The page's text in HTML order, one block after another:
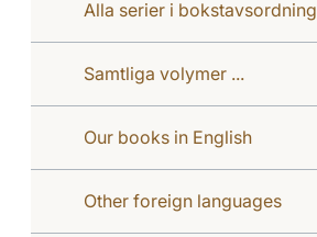
Alla serier i bokstavsordning
Samtliga volymer ...
Our books in English
Other foreign languages